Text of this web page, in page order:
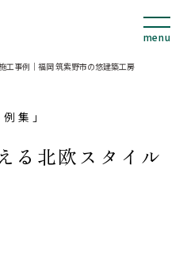
工事例｜福岡 筑紫野市の悠建築工房
集」
る北欧スタイル